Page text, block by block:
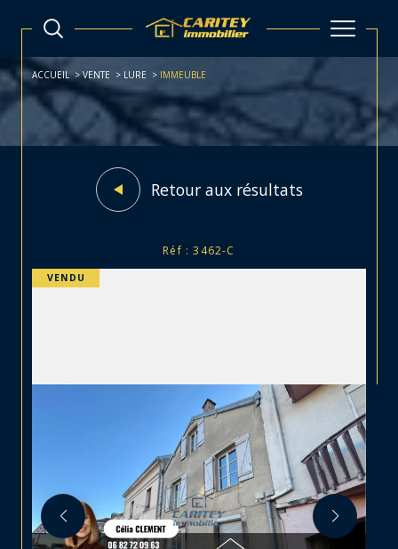
ACCUEIL VENTE LURE IMMEUBLE
Retour aux résultats
Réf : 3462-C
VENDU